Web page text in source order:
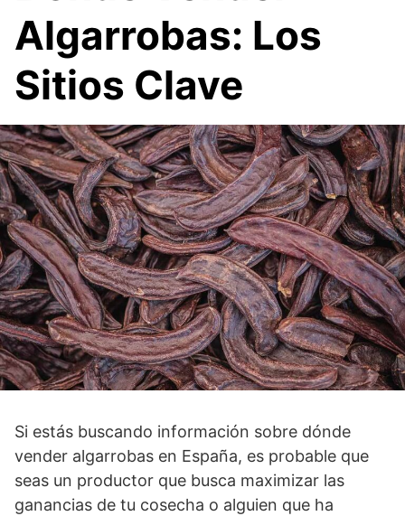
Algarrobas: Los
Sitios Clave
Si estás buscando información sobre dónde
vender algarrobas en España, es probable que
seas un productor que busca maximizar las
ganancias de tu cosecha o alguien que ha